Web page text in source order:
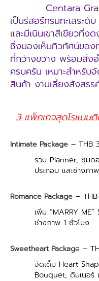
Centara Grand
เป็นรีสอร์ทริมทะเลระ
และมีเนินเขาสีเขียวที่
ซึ่งมองเห็นทิวทัศน์ของ
ที่กว้างขวาง พร้อมสิ่ง
ครบครัน เหมาะสำหรับ
สินค้า งานเลี้ยงสังสร
3 แพ็กเกจสุดโรแมน
Intimate Package – THB
รวม Planner, ซุ้มด
ประกอบ และช่างภา
Romance Package –
เพิ่ม “MARRY
ช่างภาพ 1 ชั่วโมง
Sweetheart Package –
จัดเต็ม Heart
Bouquet, ดินเนอร์